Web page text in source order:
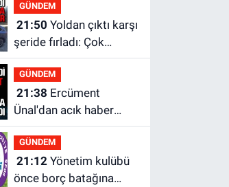
ihtiyaç var
GÜNDEM
21:50
şeride fırladı: Çok
sayıda yaralı var
GÜNDEM
21:38
Ünal'dan acık haber
geldi: Ameliyata
dayanamadı
GÜNDEM
21:12Yönetim kulübü
önce borç batağına